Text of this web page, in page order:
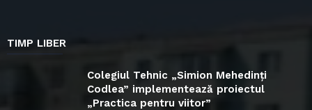
TIMP LIBER
Colegiul Tehnic „Simion Mehedinți
Codlea” implementează proiectul
„Practica pentru viitor”